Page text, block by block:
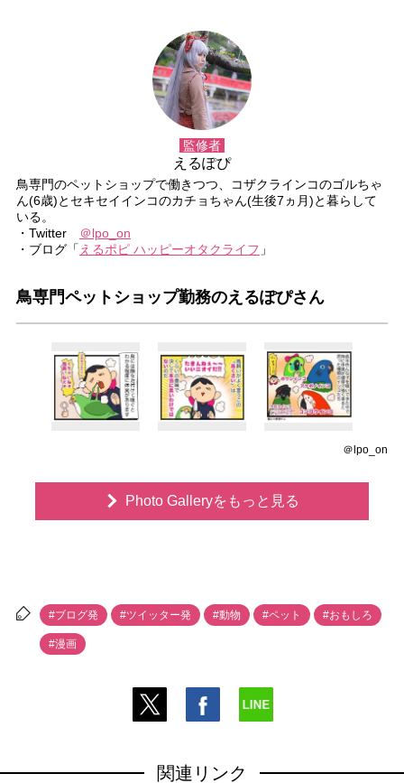
監修者
えるぽぴ
鳥専門のペットショップで働きつつ、コザクラインコのゴルちゃ
ん(6歳)とセキセイインコのカチョちゃん(生後7ヵ月)と暮らして
いる。
・Twitter
＠lpo_on
・ブログ「 えるポピ ハッピーオタクライフ 」
鳥専門ペットショップ勤務のえるぽぴさん
＠lpo_on
Photo Galleryをもっと見る
#ブログ発 #ツイッター発 #動物 #ペット #おもしろ
#漫画
関連リンク